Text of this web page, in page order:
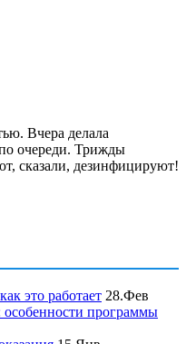
Вчера делала
очереди. Трижды
сказали, дезинфицируют!
это работает 28.Фев
программы